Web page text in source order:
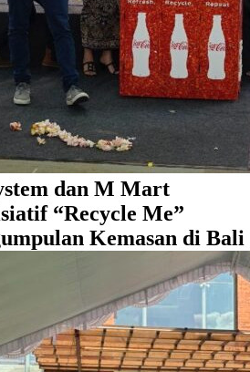
dan M Mart
“Recycle Me”
Kemasan di Bali